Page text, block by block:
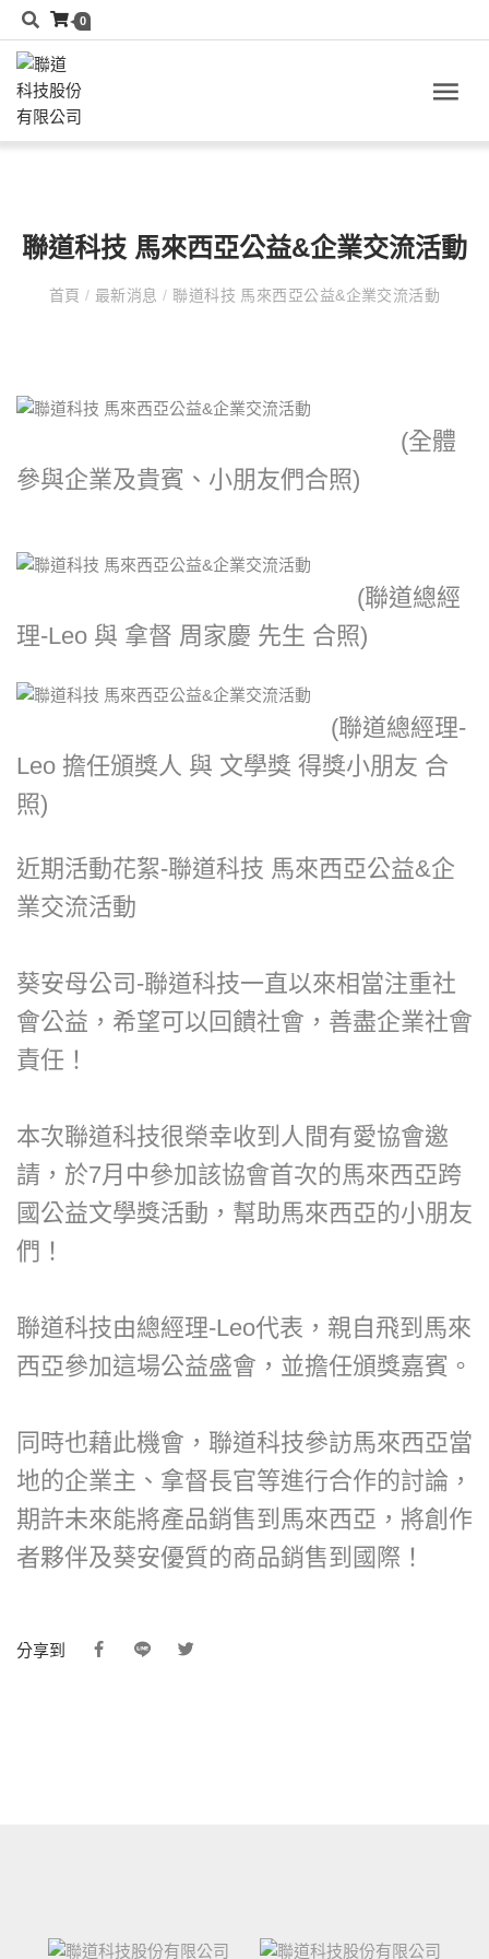
0
聯道科技 馬來西亞公益&企業交流活動
首頁/ 最新消息/ 聯道科技 馬來西亞公益&企業交流活動
(全體
參與企業及貴賓、小朋友們合照)
(聯道總經
理-Leo 與 拿督 周家慶 先生 合照)
(聯道總經理-
Leo 擔任頒獎人 與 文學獎 得獎小朋友 合
照)
近期活動花絮-聯道科技 馬來西亞公益&企
業交流活動
葵安母公司-聯道科技一直以來相當注重社
會公益，希望可以回饋社會，善盡企業社會
責任！
本次聯道科技很榮幸收到人間有愛協會邀
請，於7月中參加該協會首次的馬來西亞跨
國公益文學獎活動，幫助馬來西亞的小朋友
們！
聯道科技由總經理-Leo代表，親自飛到馬來
西亞參加這場公益盛會，並擔任頒獎嘉賓。
同時也藉此機會，聯道科技參訪馬來西亞當
地的企業主、拿督長官等進行合作的討論，
期許未來能將產品銷售到馬來西亞，將創作
者夥伴及葵安優質的商品銷售到國際！
分享到